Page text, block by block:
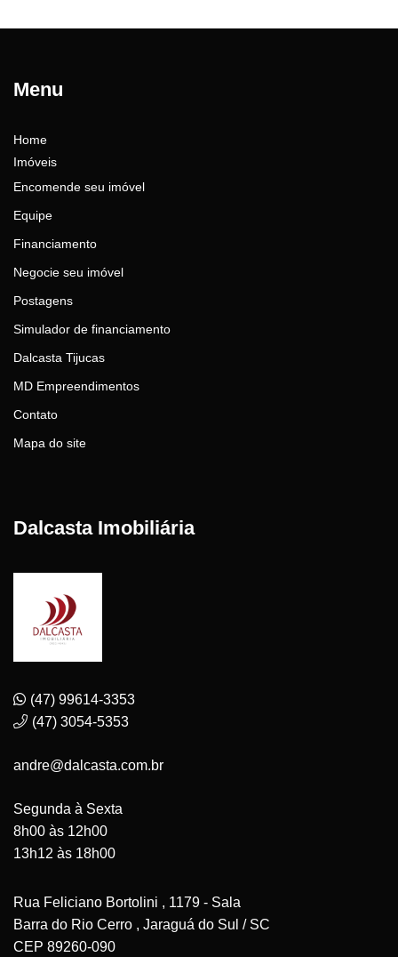
Menu
Home
Imóveis
Encomende seu imóvel
Equipe
Financiamento
Negocie seu imóvel
Postagens
Simulador de financiamento
Dalcasta Tijucas
MD Empreendimentos
Contato
Mapa do site
Dalcasta Imobiliária
(47) 99614-3353
(47) 3054-5353
andre@dalcasta.com.br
Segunda à Sexta
8h00 às 12h00
13h12 às 18h00
Rua Feliciano Bortolini , 1179 - Sala
Barra do Rio Cerro , Jaraguá do Sul / SC
CEP 89260-090